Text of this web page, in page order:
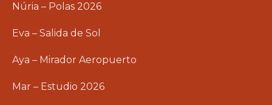
Núria – Polas 2026
Eva – Salida de Sol
Aya – Mirador Aeropuerto
Mar – Estudio 2026